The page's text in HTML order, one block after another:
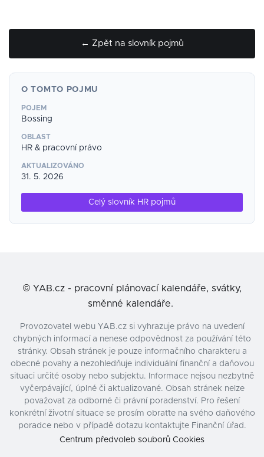
← Zpět na slovník pojmů
O TOMTO POJMU
POJEM
Bossing
OBLAST
HR & pracovní právo
AKTUALIZOVÁNO
31. 5. 2026
Celý slovník HR pojmů
© YAB.cz - pracovní plánovací kalendáře, svátky,
směnné kalendáře.
Provozovatel webu YAB.cz si vyhrazuje právo na uvedení
chybných informací a nenese odpovědnost za používání této
stránky. Obsah stránek je pouze informačního charakteru a
obecné povahy a nezohledňuje individuální finanční a daňovou
situaci určité osoby nebo subjektu. Informace nejsou nezbytně
vyčerpávající, úplné či aktualizované. Obsah stránek nelze
považovat za odborné či právní poradenství. Pro řešení
konkrétní životní situace se prosím obraťte na svého daňového
poradce nebo v případě dotazu kontaktujte Finanční úřad.
Centrum předvoleb souborů Cookies